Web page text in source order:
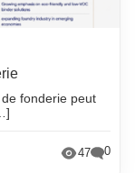
fonderie peut
47 0